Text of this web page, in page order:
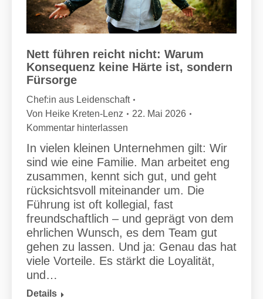
Nett führen reicht nicht: Warum
Konsequenz keine Härte ist, sondern
Fürsorge
Chef:in aus Leidenschaft
Von Heike Kreten-Lenz
22. Mai 2026
Kommentar hinterlassen
In vielen kleinen Unternehmen gilt: Wir
sind wie eine Familie. Man arbeitet eng
zusammen, kennt sich gut, und geht
rücksichtsvoll miteinander um. Die
Führung ist oft kollegial, fast
freundschaftlich – und geprägt von dem
ehrlichen Wunsch, es dem Team gut
gehen zu lassen. Und ja: Genau das hat
viele Vorteile. Es stärkt die Loyalität,
und…
Details